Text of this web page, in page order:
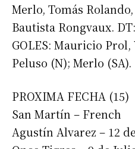
Merlo, Tomás
Bautista Rongvaux.
GOLES: Mauricio Prol,
Peluso (N); Merlo (SA).
PROXIMA FECHA (15)
San Martín – French
Agustín Alvarez – 12